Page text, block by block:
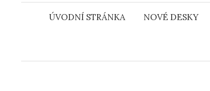
ÚVODNÍ STRÁNKA NOVÉ DESKY